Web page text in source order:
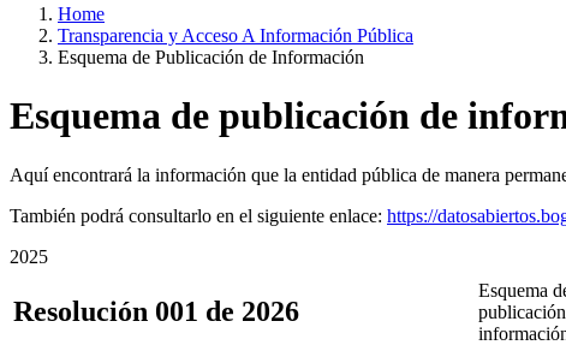
Home
Transparencia y Acceso A Información Pública
Esquema de Publicación de Información
Esquema de publicación de
Aquí encontrará la información que la entidad pública de manera
También podrá consultarlo en el siguiente enlace: https://
2025
Resolución 001 de 2026
Esquema